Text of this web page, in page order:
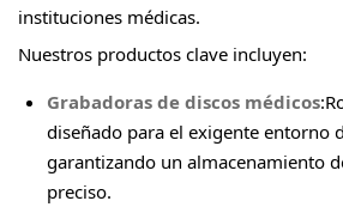
instituciones médicas.
Nuestros productos clave incluyen:
Grabadoras de discos médicos
diseñado para el exigente entorno
garantizando un almacenamiento
preciso.